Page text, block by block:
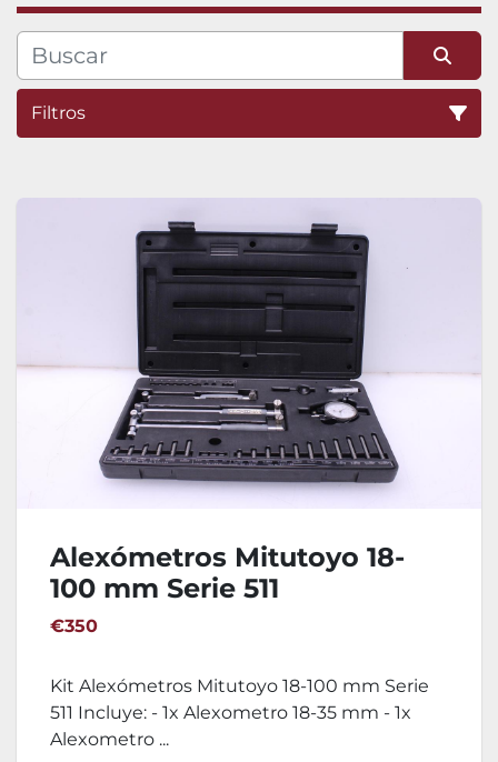
Filtros
Alexómetros Mitutoyo 18-
100 mm Serie 511
€350
Kit Alexómetros Mitutoyo 18-100 mm Serie
511 Incluye: - 1x Alexometro 18-35 mm - 1x
Alexometro ...